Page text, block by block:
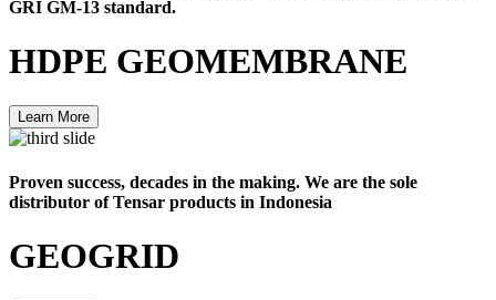
GRI GM-13 standard.
HDPE GEOMEMBRANE
Learn More
Proven success, decades in the making. We are the sole
distributor of Tensar products in Indonesia
GEOGRID